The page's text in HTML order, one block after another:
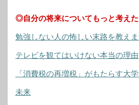
◎自分の将来についてもっと考え
勉強しない人の怖しい末路を教え
テレビを観てはいけない本当の理由
「消費税の再増税」がもたらす大
未来